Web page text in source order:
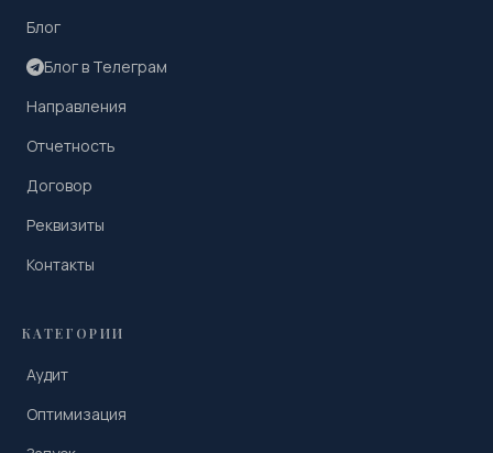
Блог
Блог в Телеграм
Направления
Отчетность
Договор
Реквизиты
Контакты
КАТЕГОРИИ
Аудит
Оптимизация